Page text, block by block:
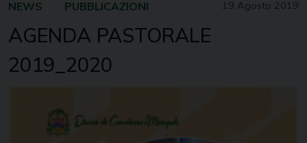
19 Agosto 2019
NEWS PUBBLICAZIONI
AGENDA PASTORALE
2019_2020